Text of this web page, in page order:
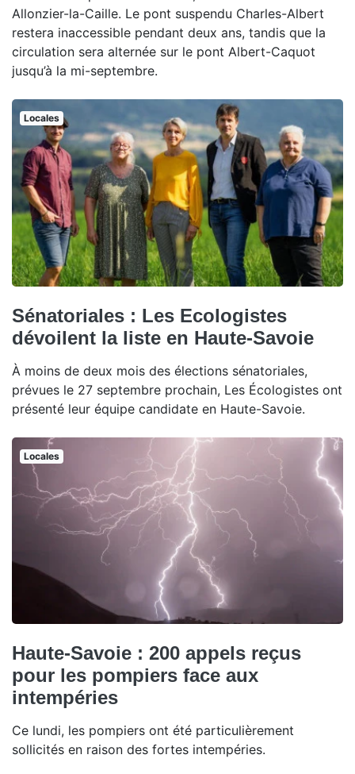
Allonzier-la-Caille. Le pont suspendu Charles-Albert
restera inaccessible pendant deux ans, tandis que la
circulation sera alternée sur le pont Albert-Caquot
jusqu’à la mi-septembre.
Locales
Sénatoriales : Les Ecologistes
dévoilent la liste en Haute-Savoie
À moins de deux mois des élections sénatoriales,
prévues le 27 septembre prochain, Les Écologistes ont
présenté leur équipe candidate en Haute-Savoie.
Locales
Haute-Savoie : 200 appels reçus
pour les pompiers face aux
intempéries
Ce lundi, les pompiers ont été particulièrement
sollicités en raison des fortes intempéries.